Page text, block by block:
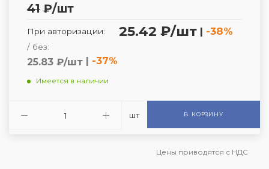
41 ₽/шт
При авторизации: 25.42 ₽/шт | -38%
/ без:
25.83 ₽/шт | -37%
Имеется в наличии
шт В КОРЗИНУ
Цены приводятся с НДС